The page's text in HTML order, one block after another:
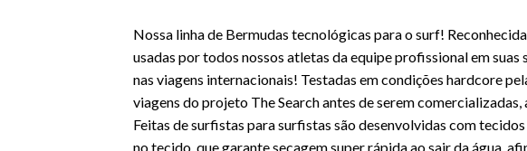
Nossa linha de Bermudas tecnológicas para o surf!
usadas por todos nossos atletas da equipe profissional em
nas viagens internacionais! Testadas em condições hardcore
viagens do projeto The Search antes de serem
Feitas de surfistas para surfistas são desenvolvidas com
no tecido, que garante secagem super rápida ao sair da água,